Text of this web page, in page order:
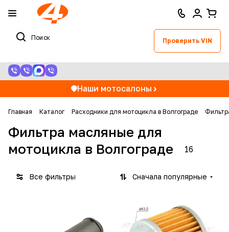
Проверить VIN
Наши мотосалоны
Главная Каталог Расходники для мотоцикла в Волгограде
Фильтра масляные для
мотоцикла в Волгограде
16
Все фильтры Сначала популярные